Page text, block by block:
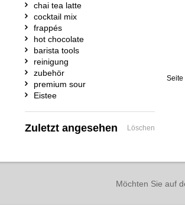
Seite
chai tea latte
cocktail mix
frappés
hot chocolate
barista tools
reinigung
zubehör
premium sour
Eistee
Zuletzt angesehen Löschen
Möchten Sie auf